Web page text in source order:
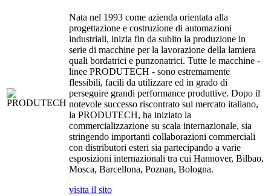
Nata nel 1993 come azienda orientata alla
progettazione e costruzione di automazioni
industriali, inizia fin da subito la produzione in
serie di macchine per la lavorazione della lamiera
quali bordatrici e punzonatrici. Tutte le macchine -
linee PRODUTECH - sono estremamente
flessibili, facili da utilizzare ed in grado di
perseguire grandi performance produttive. Dopo il
notevole successo riscontrato sul mercato italiano,
la PRODUTECH, ha iniziato la
commercializzazione su scala internazionale, sia
stringendo importanti collaborazioni commerciali
con distributori esteri sia partecipando a varie
esposizioni internazionali tra cui Hannover, Bilbao,
Mosca, Barcellona, Poznan, Bologna.
visita il sito